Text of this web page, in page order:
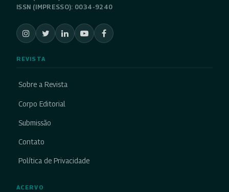
ISSN (IMPRESSO): 0034-9240
REVISTA
Sobre a Revista
Corpo Editorial
Submissão
Contato
Política de Privacidade
ACERVO